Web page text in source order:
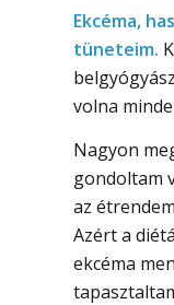
Ekcéma,
tüneteim.
volna
Nagyon
gondoltam
az
Azért a
ekcéma